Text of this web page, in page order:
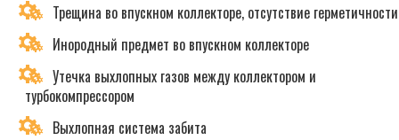
Трещина во впускном коллекторе, отсутствие герметичности
Инородный предмет во впускном коллекторе
Утечка выхлопных газов между коллектором и
турбокомпрессором
Выхлопная система забита